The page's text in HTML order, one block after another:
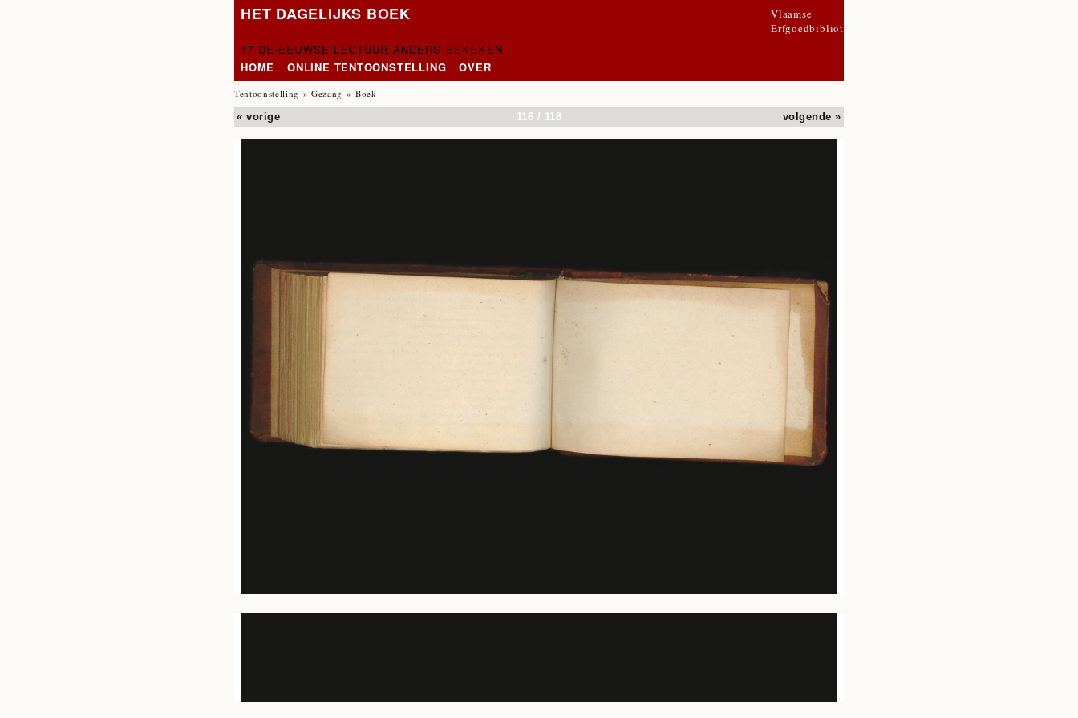
HET DAGELIJKS BOEK
Vlaamse
Erfgoedbibliotheek
17 DE-EEUWSE LECTUUR ANDERS BEKEKEN
HOME
ONLINE TENTOONSTELLING OVER
Tentoonstelling » Gezang » Boek
« vorige
116 / 118 volgende »